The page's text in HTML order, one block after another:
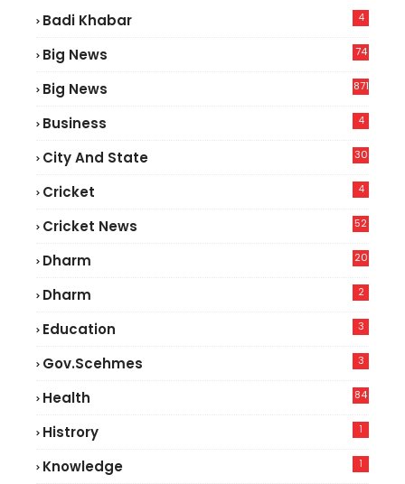
Badi Khabar 4
Big News
74
Big News 871
Business 4
City And State 30
Cricket 4
Cricket News
52
Dharm 20
Dharm 2
Education 3
Gov.scehmes 3
Health
84
Histrory 1
Knowledge 1